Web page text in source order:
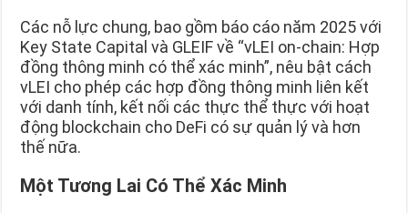
Các nỗ lực chung, bao gồm báo cáo năm 2025 với
Key State Capital và GLEIF về “vLEI on-chain: Hợp
đồng thông minh có thể xác minh”, nêu bật cách
vLEI cho phép các hợp đồng thông minh liên kết
với danh tính, kết nối các thực thể thực với hoạt
động blockchain cho DeFi có sự quản lý và hơn
thế nữa.
Một Tương Lai Có Thể Xác Minh